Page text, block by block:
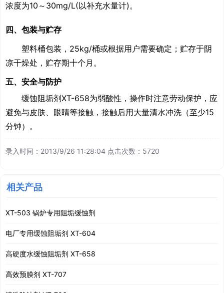
浓度为10 ～ 30mg/L(以补充水量计)。
四、包装与贮存
塑料桶包装，25kg/桶或根据用户需要确定；贮存于阴
凉干燥处，贮存期十个月。
五、安全与防护
缓蚀阻垢剂XT-658为弱酸性，操作时注意劳动保护，应
避免与皮肤、眼睛等接触，接触后用大量清水冲洗（至少15
分钟）。
录入时间：2013/9/26 11:28:04 点击次数：5720
相关产品
XT-503 锅炉专用阻垢缓蚀剂
电厂专用缓蚀阻垢剂 XT-604
高硬度水缓蚀阻垢剂 XT-658
高效预膜剂 XT-707